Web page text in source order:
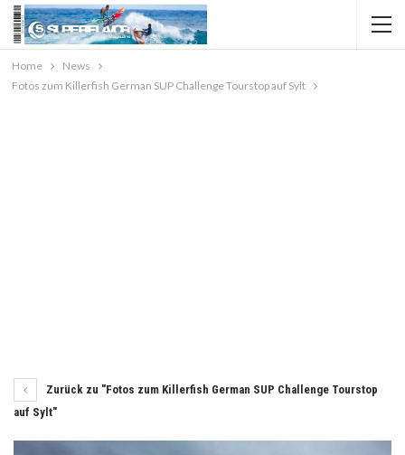
Home
News
Fotos zum Killerfish German SUP Challenge Tourstop auf Sylt
Zurück zu "Fotos zum Killerfish German SUP Challenge Tourstop
auf Sylt"